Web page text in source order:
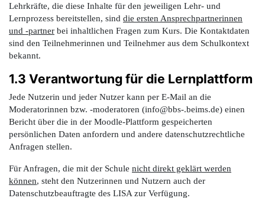
Lehrkräfte, die diese Inhalte für den jeweiligen Lehr- und
Lernprozess bereitstellen, sind die ersten Ansprechpartnerinnen
und -partner bei inhaltlichen Fragen zum Kurs. Die Kontaktdaten
sind den Teilnehmerinnen und Teilnehmer aus dem Schulkontext
bekannt.
1.3 Verantwortung für die Lernplattform
Jede Nutzerin und jeder Nutzer kann per E-Mail an die
Moderatorinnen bzw. -moderatoren (info@bbs-.beims.de) einen
Bericht über die in der Moodle-Plattform gespeicherten
persönlichen Daten anfordern und andere datenschutzrechtliche
Anfragen stellen.
Für Anfragen, die mit der Schule nicht direkt geklärt werden
können, steht den Nutzerinnen und Nutzern auch der
Datenschutzbeauftragte des LISA zur Verfügung.